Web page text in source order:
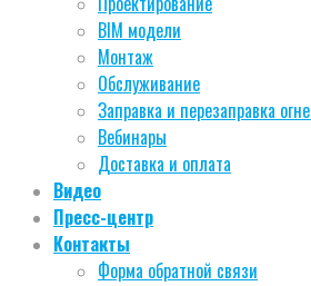
BIM модели
Монтаж
Обслуживание
Заправка и перезаправка
Вебинары
Доставка и оплата
Видео
Пресс-центр
Контакты
Форма обратной связи